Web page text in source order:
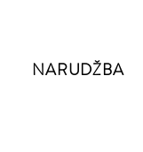
NARUDŽBA